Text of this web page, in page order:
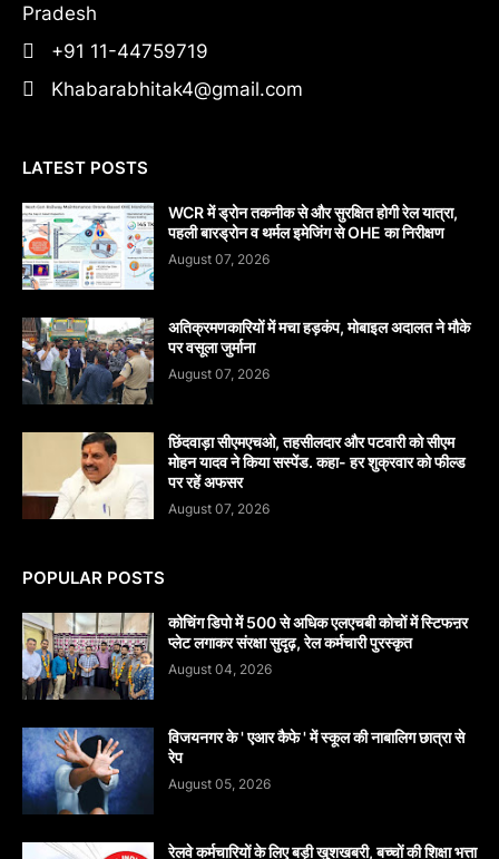
Pradesh
+91 11-44759719
Khabarabhitak4@gmail.com
LATEST POSTS
WCR में ड्रोन तकनीक से और सुरक्षित होगी रेल यात्रा,
पहली बारड्रोन व थर्मल इमेजिंग से OHE का निरीक्षण
August 07, 2026
अतिक्रमणकारियों में मचा हड़कंप, मोबाइल अदालत ने मौके
पर वसूला जुर्माना
August 07, 2026
छिंदवाड़ा सीएमएचओ, तहसीलदार और पटवारी को सीएम
मोहन यादव ने किया सस्पेंड. कहा- हर शुक्रवार को फील्ड
पर रहें अफसर
August 07, 2026
POPULAR POSTS
कोचिंग डिपो में 500 से अधिक एलएचबी कोचों में स्टिफऩर
प्लेट लगाकर संरक्षा सुदृढ़, रेल कर्मचारी पुरस्कृत
August 04, 2026
विजयनगर के ' एआर कैफे ' में स्कूल की नाबालिग छात्रा से
रेप
August 05, 2026
रेलवे कर्मचारियों के लिए बड़ी खुशखबरी, बच्चों की शिक्षा भत्ता